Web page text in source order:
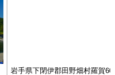
岩手県下閉伊郡田野畑村羅賀